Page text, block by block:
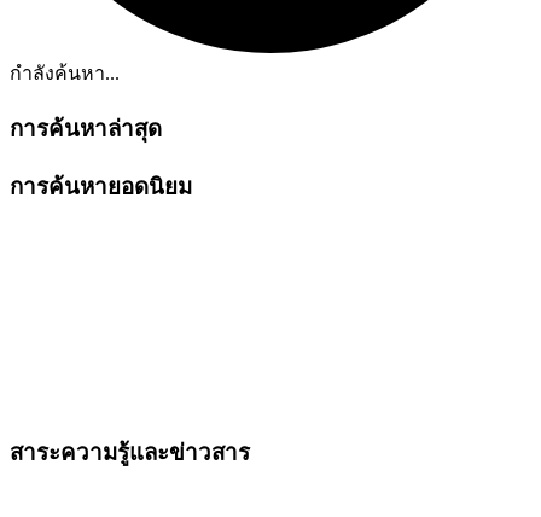
กำลังค้นหา...
การค้นหาล่าสุด
การค้นหายอดนิยม
สาระความรู้และข่าวสาร